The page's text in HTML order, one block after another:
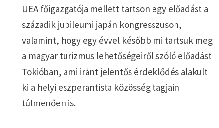
UEA főigazgatója mellett tartson egy előadást a
századik jubileumi japán kongresszuson,
valamint, hogy egy évvel később mi tartsuk meg
a magyar turizmus lehetőségeiről szóló előadást
Tokióban, ami iránt jelentős érdeklődés alakult
ki a helyi eszperantista közösség tagjain
túlmenően is.